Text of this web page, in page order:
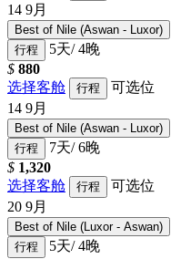
14 9月
Best of Nile (Aswan - Luxor)
行程
5天/ 4晚
$ 880
选择客舱
行程
可选位
14 9月
Best of Nile (Aswan - Luxor)
行程
7天/ 6晚
$ 1,320
选择客舱
行程
可选位
20 9月
Best of Nile (Luxor - Aswan)
行程
5天/ 4晚